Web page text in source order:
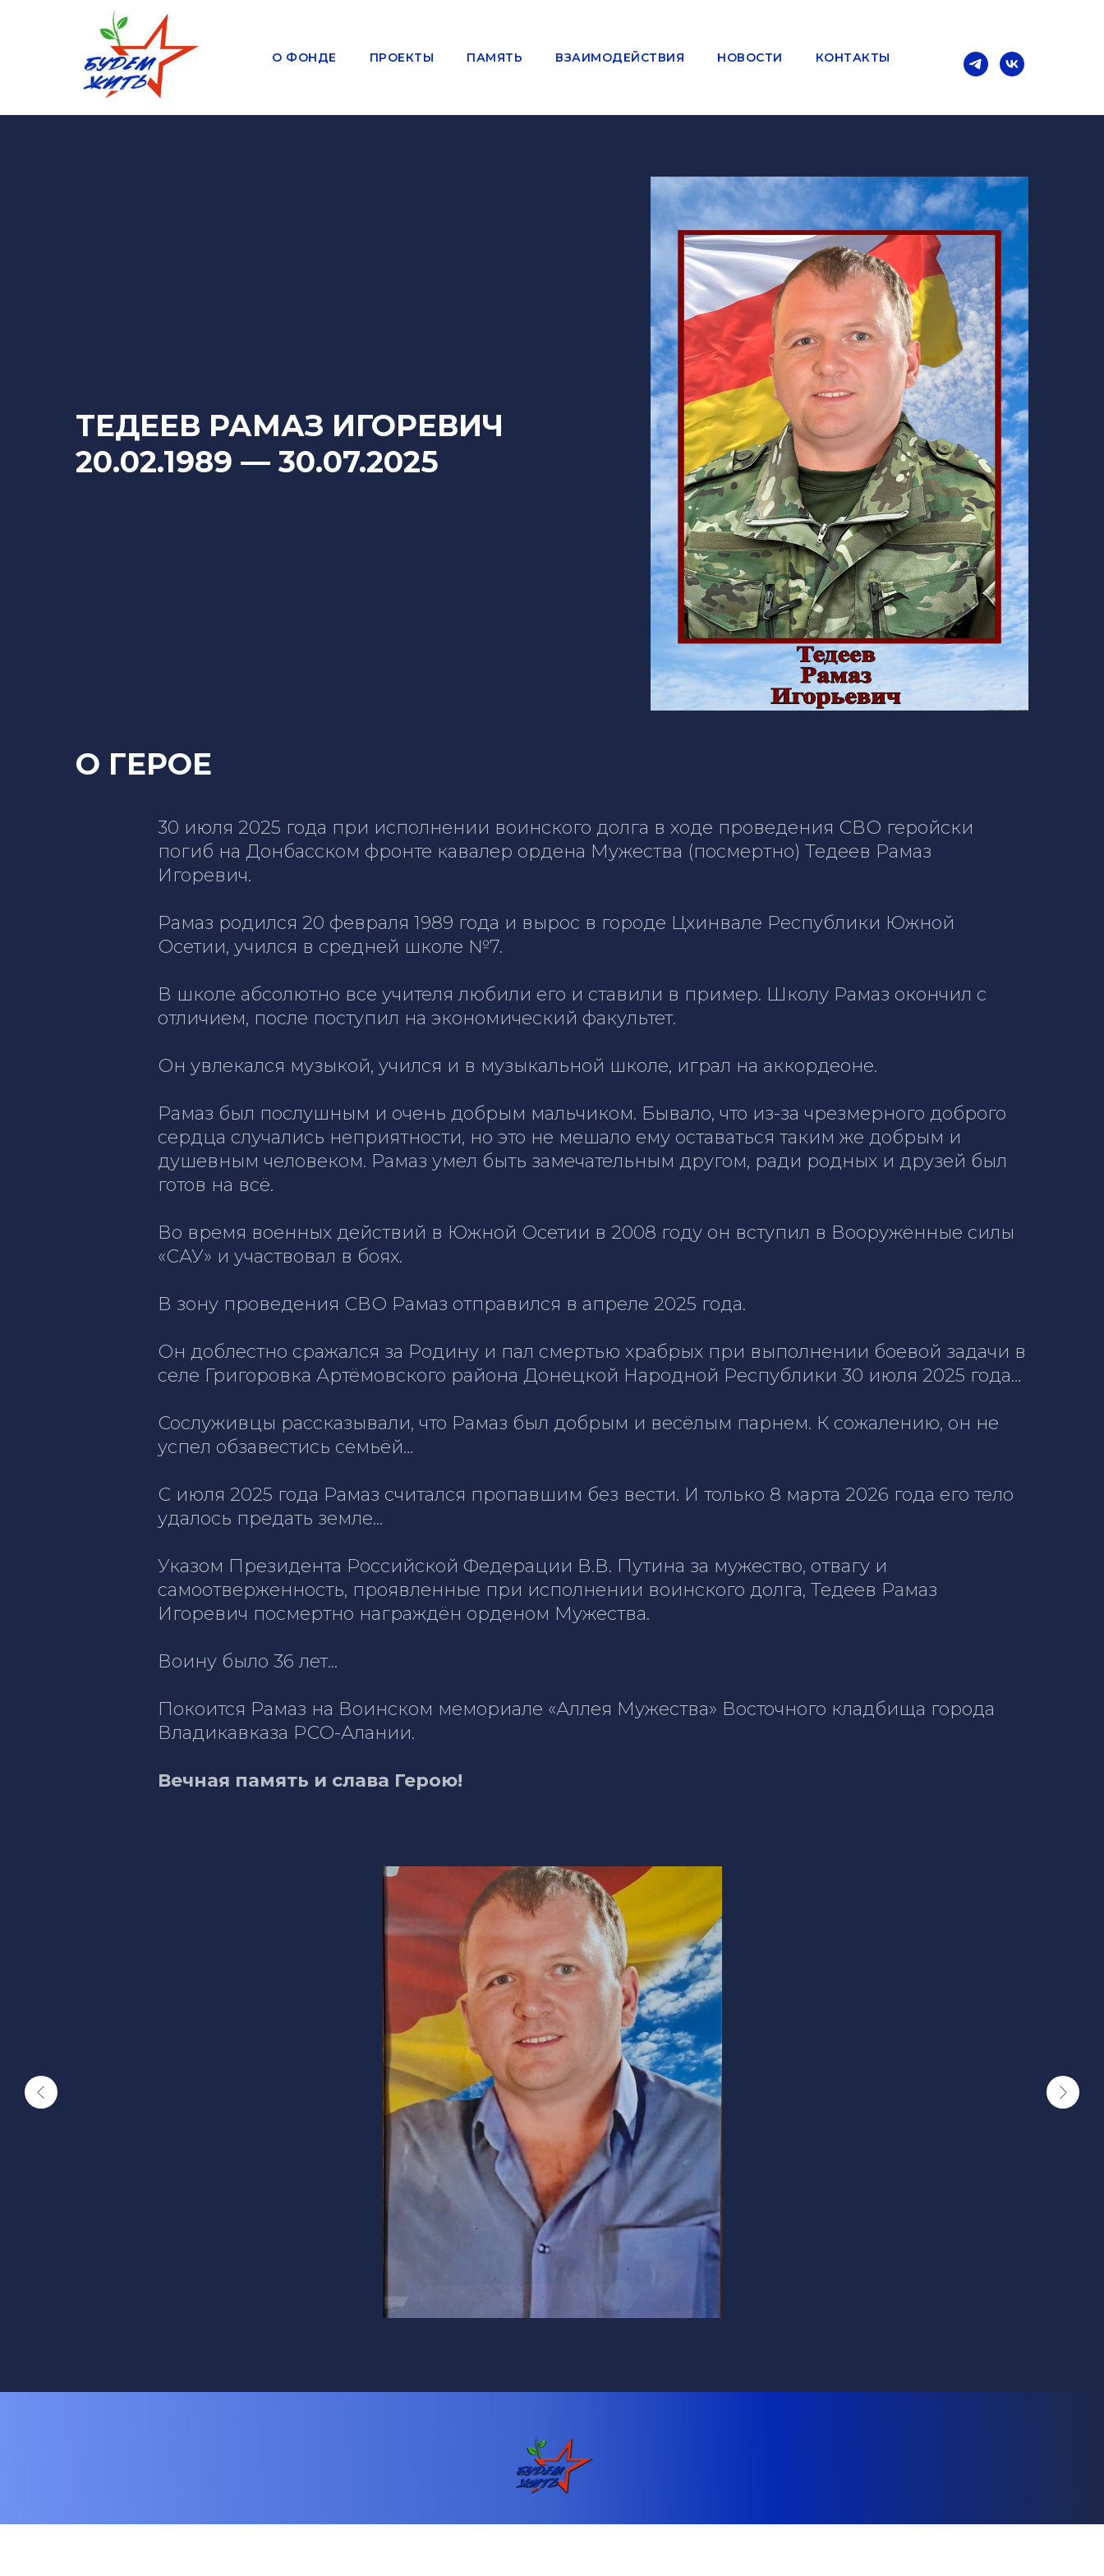
О ФОНДЕ ПРОЕКТЫ ПАМЯТЬ ВЗАИМОДЕЙСТВИЯ НОВОСТИ КОНТАКТЫ
ТЕДЕЕВ РАМАЗ ИГОРЕВИЧ
20.02.1989 — 30.07.2025
О ГЕРОЕ
30 июля 2025 года при исполнении воинского долга в ходе проведения СВО геройски
погиб на Донбасском фронте кавалер ордена Мужества (посмертно) Тедеев Рамаз
Игоревич.
Рамаз родился 20 февраля 1989 года и вырос в городе Цхинвале Республики Южной
Осетии, учился в средней школе №7.
В школе абсолютно все учителя любили его и ставили в пример. Школу Рамаз окончил с
отличием, после поступил на экономический факультет.
Он увлекался музыкой, учился и в музыкальной школе, играл на аккордеоне.
Рамаз был послушным и очень добрым мальчиком. Бывало, что из-за чрезмерного доброго
сердца случались неприятности, но это не мешало ему оставаться таким же добрым и
душевным человеком. Рамаз умел быть замечательным другом, ради родных и друзей был
готов на всё.
Во время военных действий в Южной Осетии в 2008 году он вступил в Вооружённые силы
«САУ» и участвовал в боях.
В зону проведения СВО Рамаз отправился в апреле 2025 года.
Он доблестно сражался за Родину и пал смертью храбрых при выполнении боевой задачи в
селе Григоровка Артёмовского района Донецкой Народной Республики 30 июля 2025 года…
Сослуживцы рассказывали, что Рамаз был добрым и весёлым парнем. К сожалению, он не
успел обзавестись семьёй…
С июля 2025 года Рамаз считался пропавшим без вести. И только 8 марта 2026 года его тело
удалось предать земле...
Указом Президента Российской Федерации В.В. Путина за мужество, отвагу и
самоотверженность, проявленные при исполнении воинского долга, Тедеев Рамаз
Игоревич посмертно награждён орденом Мужества.
Воину было 36 лет...
Покоится Рамаз на Воинском мемориале «Аллея Мужества» Восточного кладбища города
Владикавказа РСО-Алании.
Вечная память и слава Герою!